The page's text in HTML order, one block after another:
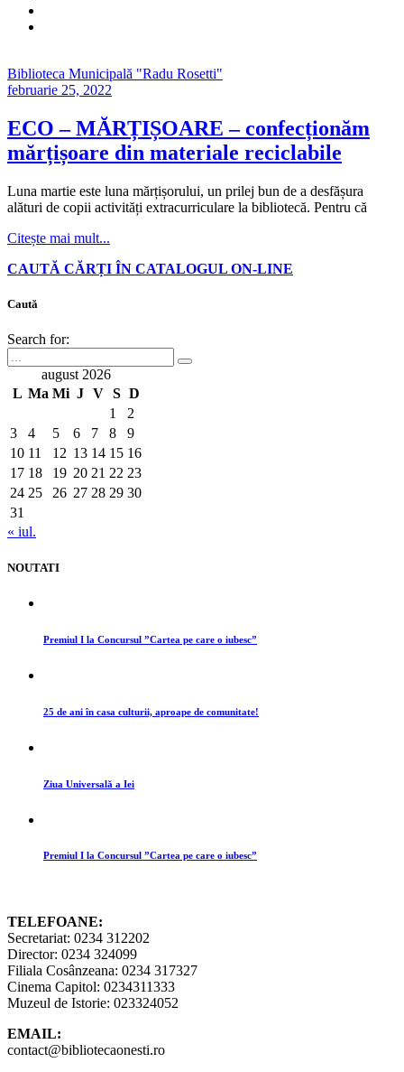
Biblioteca Municipală "Radu Rosetti"
februarie 25, 2022
ECO – MĂRȚIȘOARE – confecționăm
mărțișoare din materiale reciclabile
Luna martie este luna mărțișorului, un prilej bun de a desfășura
alături de copii activități extracurriculare la bibliotecă. Pentru că
Citește mai mult...
CAUTĂ CĂRȚI ÎN CATALOGUL ON-LINE
Caută
Search for:
august 2026
L Ma Mi J V S D
1
2
3
4 5 6 7 8
9
10 11 12 13 14 15 16
17 18 19 20 21 22 23
24 25 26 27 28 29 30
31
« iul.
NOUTATI
Premiul I la Concursul ”Cartea pe care o iubesc”
25 de ani în casa culturii, aproape de comunitate!
Ziua Universală a Iei
Premiul I la Concursul ”Cartea pe care o iubesc”
TELEFOANE:
Secretariat: 0234 312202
Director: 0234 324099
Filiala Cosânzeana: 0234 317327
Cinema Capitol: 0234311333
Muzeul de Istorie: 023324052
EMAIL:
contact@bibliotecaonesti.ro